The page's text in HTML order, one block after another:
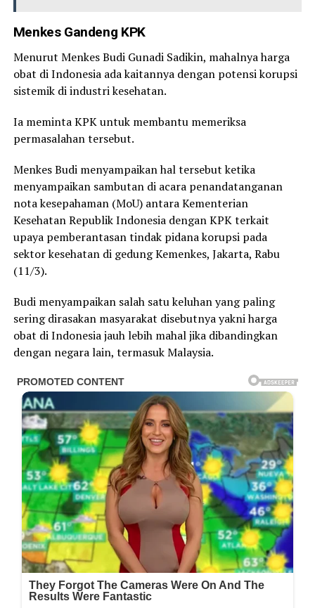
Menkes Gandeng KPK
Menurut Menkes Budi Gunadi Sadikin, mahalnya harga
obat di Indonesia ada kaitannya dengan potensi korupsi
sistemik di industri kesehatan.
Ia meminta KPK untuk membantu memeriksa
permasalahan tersebut.
Menkes Budi menyampaikan hal tersebut ketika
menyampaikan sambutan di acara penandatanganan
nota kesepahaman (MoU) antara Kementerian
Kesehatan Republik Indonesia dengan KPK terkait
upaya pemberantasan tindak pidana korupsi pada
sektor kesehatan di gedung Kemenkes, Jakarta, Rabu
(11/3).
Budi menyampaikan salah satu keluhan yang paling
sering dirasakan masyarakat disebutnya yakni harga
obat di Indonesia jauh lebih mahal jika dibandingkan
dengan negara lain, termasuk Malaysia.